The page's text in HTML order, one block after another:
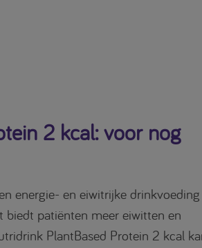
2 kcal: voor nog
energie- en eiwitrijke drinkvoeding
biedt patiënten meer eiwitten en
PlantBased Protein 2 kcal